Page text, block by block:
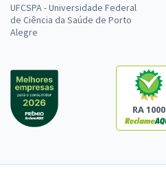
UFCSPA - Universidade Federal
de Ciência da Saúde de Porto
Alegre
RA 1000